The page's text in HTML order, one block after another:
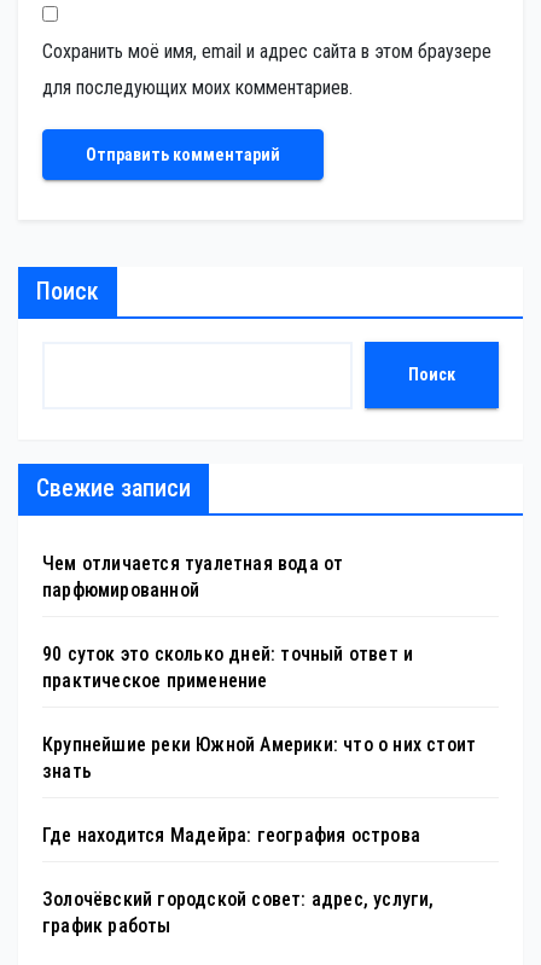
Сохранить моё имя, email и адрес сайта в этом браузере
для последующих моих комментариев.
Поиск
Поиск
Свежие записи
Чем отличается туалетная вода от
парфюмированной
90 суток это сколько дней: точный ответ и
практическое применение
Крупнейшие реки Южной Америки: что о них стоит
знать
Где находится Мадейра: география острова
Золочёвский городской совет: адрес, услуги,
график работы